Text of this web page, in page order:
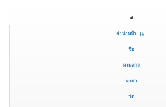
#
คำนำหน้า
ชื่อ
นามสกุล
ฉายา
วัด